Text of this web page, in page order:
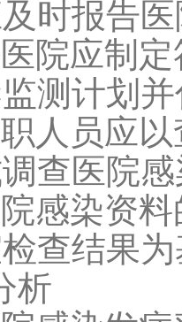
时报告
院应制
测计划
人员应
查医院
感染资
查结果
析